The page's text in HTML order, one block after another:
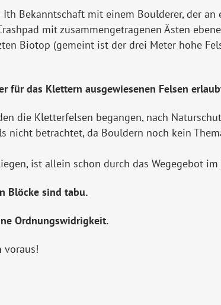
Bekanntschaft mit einem Boulderer, der
mit zusammengetragenen Ästen
Biotop (gemeint ist der drei Meter hohe
für das Klettern ausgewiesenen Felsen
die Kletterfelsen begangen, nach
betrachtet, da Bouldern noch kein
ist allein schon durch das Wegegebot
Blöcke sind tabu.
Ordnungswidrigkeit.
voraus!